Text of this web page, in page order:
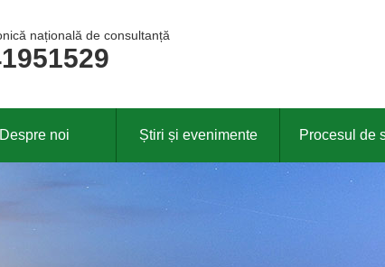
națională de consultanță
Despre noi Știri și evenimente Procesul de